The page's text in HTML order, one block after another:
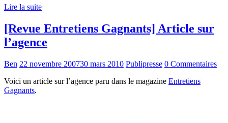
Lire la suite
[Revue Entretiens Gagnants] Article sur
l’agence
Ben 22 novembre 200730 mars 2010 Publipresse 0 Commentaires
Voici un article sur l’agence paru dans le magazine Entretiens
Gagnants.